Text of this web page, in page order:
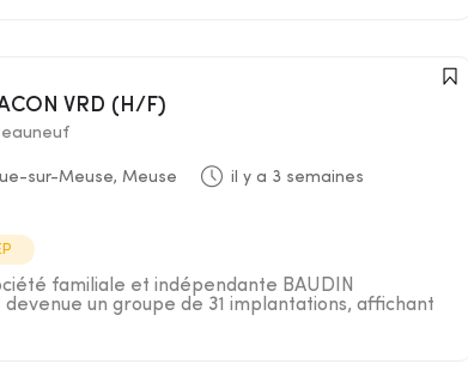
VRD (H/F)
sur-Meuse, Meuse
il y a 3 semaines
familiale et indépendante BAUDIN
devenue un groupe de 31 implantations, affichant